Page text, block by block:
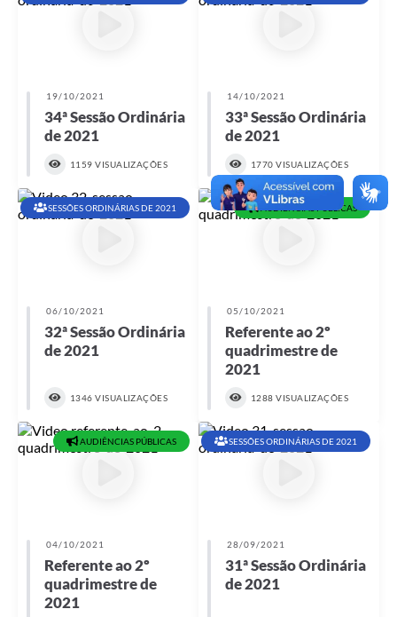
19/10/2021
34ª Sessão Ordinária
de 2021
1159 VISUALIZAÇÕES
14/10/2021
33ª Sessão Ordinária
de 2021
1770 VISUALIZAÇÕES
SESSÕES ORDINÁRIAS DE 2021
06/10/2021
32ª Sessão Ordinária
de 2021
1346 VISUALIZAÇÕES
AUDIÊNCIAS PÚBLICAS
05/10/2021
Referente ao 2º
quadrimestre de
2021
1288 VISUALIZAÇÕES
AUDIÊNCIAS PÚBLICAS
04/10/2021
Referente ao 2º
quadrimestre de
2021
SESSÕES ORDINÁRIAS DE 2021
28/09/2021
31ª Sessão Ordinária
de 2021